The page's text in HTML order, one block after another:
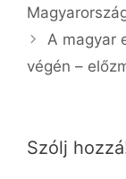
A magyar
végén –
Szólj